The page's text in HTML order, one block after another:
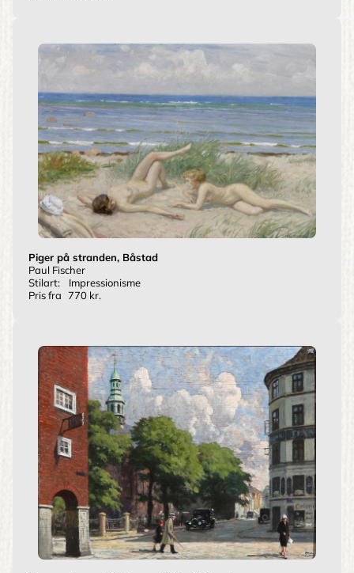
Piger på stranden, Båstad
Paul Fischer
Stilart:
Impressionisme
Pris fra 770 kr.